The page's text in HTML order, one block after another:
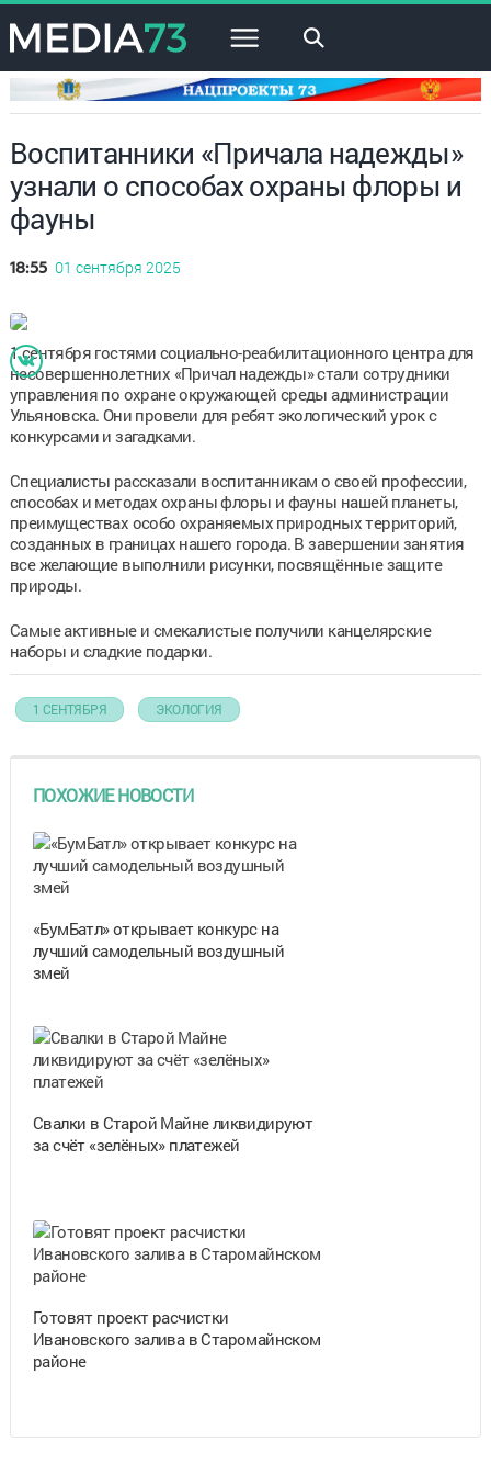
×
Воспитанники «Причала надежды»
узнали о способах охраны флоры и
фауны
18:55 01 сентября 2025
​​​​​​​1 сентября гостями социально-реабилитационного центра для
несовершеннолетних «Причал надежды» стали сотрудники
управления по охране окружающей среды администрации
Ульяновска. Они провели для ребят экологический урок с
конкурсами и загадками.
Специалисты рассказали воспитанникам о своей профессии,
способах и методах охраны флоры и фауны нашей планеты,
преимуществах особо охраняемых природных территорий,
созданных в границах нашего города. В завершении занятия
все желающие выполнили рисунки, посвящённые защите
природы.
Самые активные и смекалистые получили канцелярские
наборы и сладкие подарки.
1 СЕНТЯБРЯ ЭКОЛОГИЯ
ПОХОЖИЕ НОВОСТИ
«БумБатл» открывает конкурс на
лучший самодельный воздушный
змей
Свалки в Старой Майне ликвидируют
за счёт «зелёных» платежей
Готовят проект расчистки
Ивановского залива в Старомайнском
районе